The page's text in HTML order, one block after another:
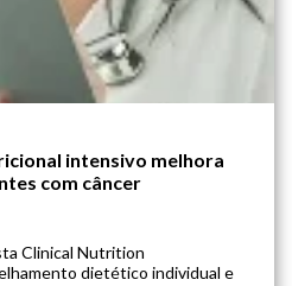
intensivo melhora
com câncer
Clinical Nutrition
dietético individual e